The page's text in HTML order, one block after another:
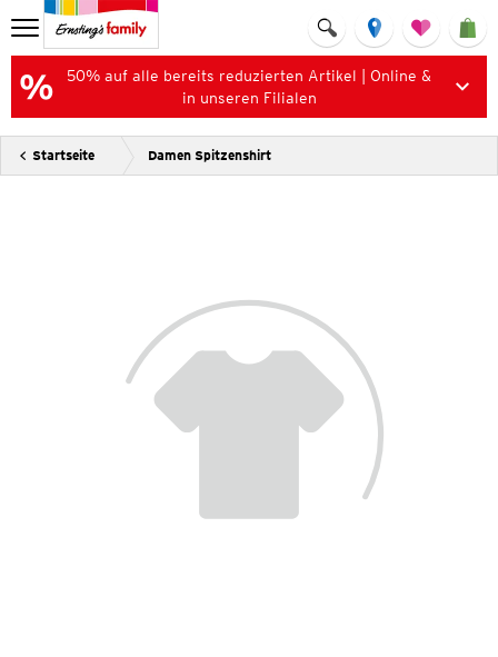
50% auf alle bereits reduzierten Artikel | Online &
in unseren Filialen
Startseite Damen Spitzenshirt